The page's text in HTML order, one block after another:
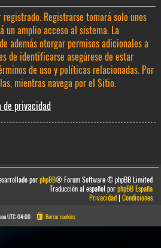
Registrarse tomará solo unos
un amplio acceso al sistema. La
además otorgar permisos adicionales a
de identificarse asegúrese de estar
de uso y políticas relacionadas. Por
mientras navega por el Sitio.
privacidad
porphpBB® Forum Software © phpBB Limited
Traducción al español porphpBB España
Privacidad|Condiciones
UTC-04:00 Borrar cookies